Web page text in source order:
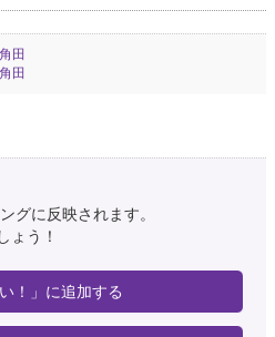
角田
角田
グに反映されます。
ょう！
い！」に追加する